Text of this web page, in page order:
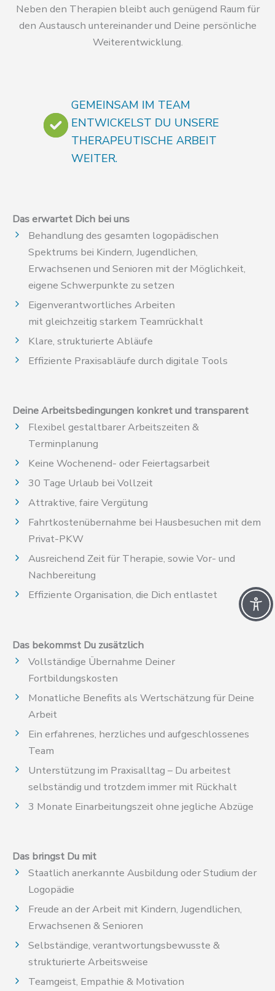
Neben den Therapien bleibt auch genügend Raum für
den Austausch untereinander und Deine persönliche
Weiterentwicklung.
GEMEINSAM IM TEAM
ENTWICKELST DU UNSERE
THERAPEUTISCHE ARBEIT
WEITER.
Das erwartet Dich bei uns
Behandlung des gesamten logopädischen
Spektrums bei Kindern, Jugendlichen,
Erwachsenen und Senioren mit der Möglichkeit,
eigene Schwerpunkte zu setzen
Eigenverantwortliches Arbeiten
mit gleichzeitig starkem Teamrückhalt
Klare, strukturierte Abläufe
Effiziente Praxisabläufe durch digitale Tools
Deine Arbeitsbedingungen konkret und transparent
Flexibel gestaltbarer Arbeitszeiten &
Terminplanung
Keine Wochenend- oder Feiertagsarbeit
30 Tage Urlaub bei Vollzeit
Attraktive, faire Vergütung
Fahrtkostenübernahme bei Hausbesuchen mit dem
Privat-PKW
Ausreichend Zeit für Therapie, sowie Vor- und
Nachbereitung
Effiziente Organisation, die Dich entlastet
Das bekommst Du zusätzlich
Vollständige Übernahme Deiner
Fortbildungskosten
Monatliche Benefits als Wertschätzung für Deine
Arbeit
Ein erfahrenes, herzliches und aufgeschlossenes
Team
Unterstützung im Praxisalltag – Du arbeitest
selbständig und trotzdem immer mit Rückhalt
3 Monate Einarbeitungszeit ohne jegliche Abzüge
Das bringst Du mit
Staatlich anerkannte Ausbildung oder Studium der
Logopädie
Freude an der Arbeit mit Kindern, Jugendlichen,
Erwachsenen & Senioren
Selbständige, verantwortungsbewusste &
strukturierte Arbeitsweise
Teamgeist, Empathie & Motivation